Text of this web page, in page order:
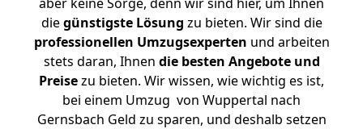
diegünstigste Lösung zu bieten. Wir sind die
professionellen Umzugsexperten und arbeiten
stets daran, Ihnen die besten Angebote und
Preisezu bieten. Wir wissen, wie wichtig es ist,
bei einem Umzug von Wuppertal nach
Gernsbach Geld zu sparen, und deshalb setzen